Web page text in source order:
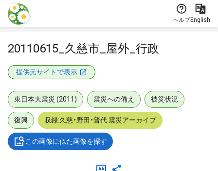
本文に飛ぶ
ヘルプEnglish
20110615_久慈市_屋外_行政
提供元サイトで表示
東日本大震災 (2011) 震災への備え 被災状況
復興 収録:久慈・野田・普代 震災アーカイブ
この画像に似た画像を探す